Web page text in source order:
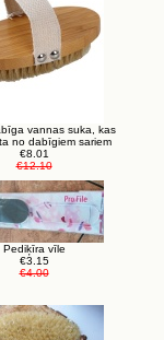
vannas suka, kas
no dabīgiem sariem
€8.01
€12.10
Pediķīra vīle
€3.15
€4.00